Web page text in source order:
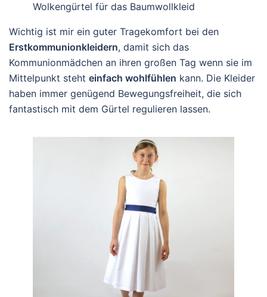
Wolkengürtel für das Baumwollkleid
Wichtig ist mir ein guter Tragekomfort bei den
Erstkommunionkleidern, damit sich das
Kommunionmädchen an ihren großen Tag wenn sie im
Mittelpunkt steht einfach wohlfühlen kann. Die Kleider
haben immer genügend Bewegungsfreiheit, die sich
fantastisch mit dem Gürtel regulieren lassen.